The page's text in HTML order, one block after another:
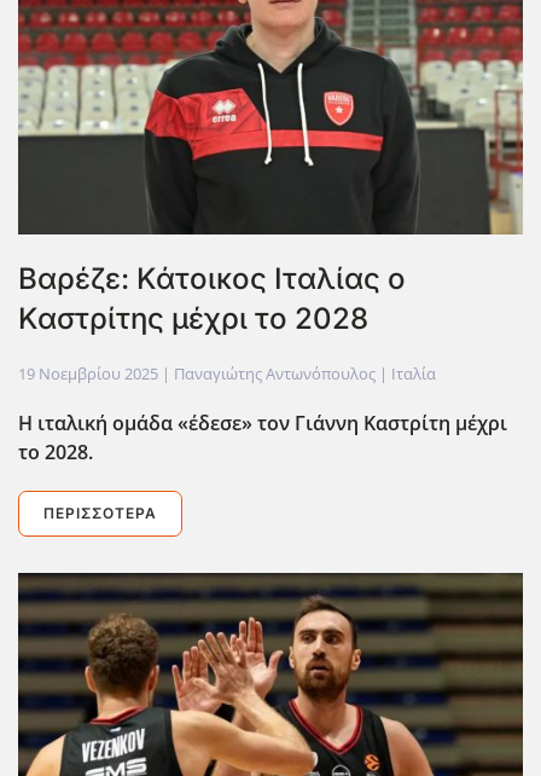
Βαρέζε: Κάτοικος Ιταλίας ο
Καστρίτης μέχρι το 2028
19 Νοεμβρίου 2025 | Παναγιώτης Αντωνόπουλος | Ιταλία
Η ιταλική ομάδα «έδεσε» τον Γιάννη Καστρίτη μέχρι
το 2028.
ΠΕΡΙΣΣΌΤΕΡΑ